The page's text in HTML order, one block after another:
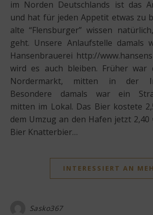
im Norden Deutschlands ist das
und hat für jeden Appetit etwas zu
alte “Flensburger” wissen
geht. Unsere Anlaufstelle damals
Hansenbrauerei http://
wird es auch bleiben. Früher war
Nordermarkt, mitten in der
Besondere damals war ein
mitten im Lokal. Das Bier kostete
dem Umzug an den Hafen jetzt 2,40
Bier Knatterbier…
INTERESSIERT AN
Sasko367